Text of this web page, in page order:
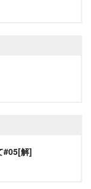
#05[解]